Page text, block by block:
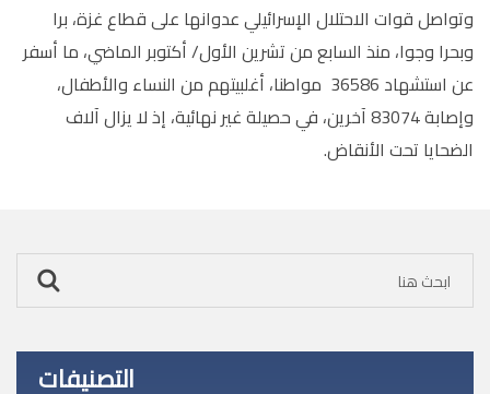
وتواصل قوات الاحتلال الإسرائيلي عدوانها على قطاع غزة، برا
وبحرا وجوا، منذ السابع من تشرين الأول/ أكتوبر الماضي، ما أسفر
عن استشهاد 36586 مواطنا، أغلبيتهم من النساء والأطفال،
وإصابة 83074 آخرين، في حصيلة غير نهائية، إذ لا يزال آلاف
الضحايا تحت الأنقاض.
التصنيفات